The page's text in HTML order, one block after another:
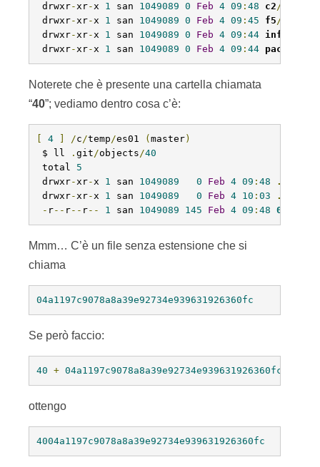
drwxr-xr-x 1 san 1049089 0 Feb 4 09 : 48 c2/
drwxr-xr-x 1 san 1049089 0 Feb 4 09 : 45 f5/
drwxr-xr-x 1 san 1049089 0 Feb 4 09 : 44 info
drwxr-xr-x 1 san 1049089 0 Feb 4 09 : 44 pack
Noterete che è presente una cartella chiamata
“40”; vediamo dentro cosa c’è:
4 /c/temp/es01 ( master)
$ ll
. git/objects/40
total 5
drwxr-xr-x 1 san 1049089 0 Feb 4 09 : 48 .
drwxr-xr-x 1 san 1049089 0 Feb 4 10 : 03 ..
- r-- r-- r-- 1 san 1049089 145 Feb 4 09 : 48
Mmm… C’è un file senza estensione che si
chiama
04a1197c9078a8a39e92734e939631926360fc
Se però faccio:
40 + 04a1197c9078a8a39e92734e939631926360fc
ottengo
4004a1197c9078a8a39e92734e939631926360fc